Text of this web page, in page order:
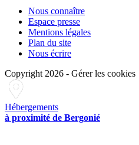
Nous connaître
Espace presse
Mentions légales
Plan du site
Nous écrire
Copyright 2026 - Gérer les cookies
Hébergements
à proximité de Bergonié